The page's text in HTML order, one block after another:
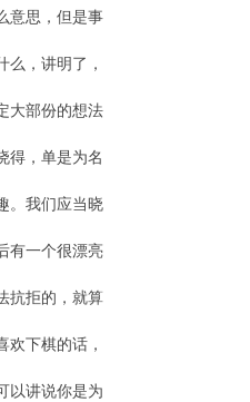
意思，但是事
么，讲明了，
大部份的想法
得，单是为名
。我们应当晓
有一个很漂亮
抗拒的，就算
下棋的话，
以讲说你是为